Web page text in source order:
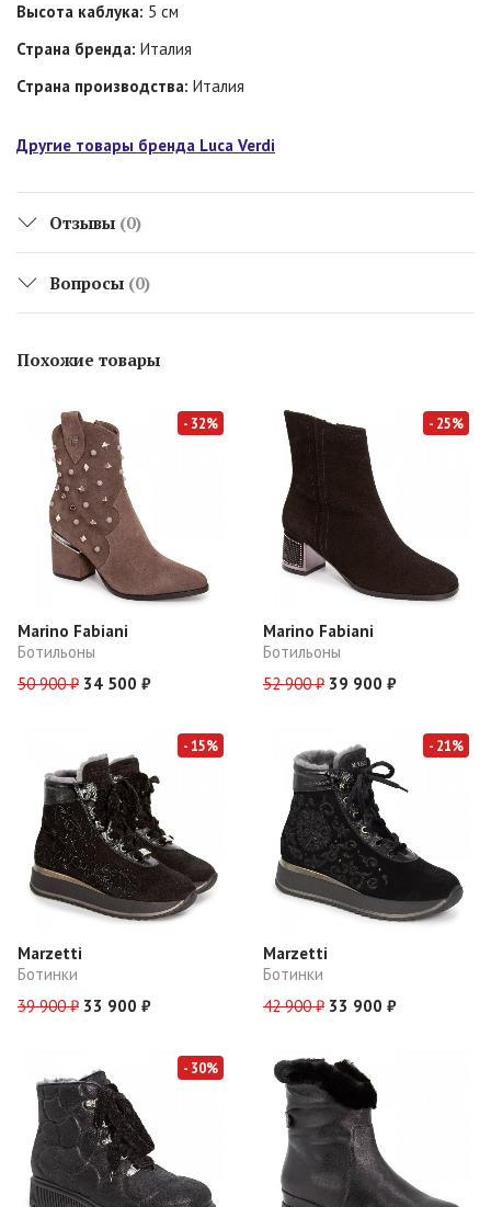
Высота каблука: 5 см
Страна бренда: Италия
Страна производства: Италия
Другие товары бренда Luca Verdi
Отзывы (0)
Вопросы (0)
Похожие товары
- 32%
Marino Fabiani
Ботильоны
50 900 ₽ 34 500 ₽
- 25%
Marino Fabiani
Ботильоны
52 900 ₽ 39 900 ₽
- 15%
Marzetti
Ботинки
39 900 ₽ 33 900 ₽
- 21%
Marzetti
Ботинки
42 900 ₽ 33 900 ₽
- 30%